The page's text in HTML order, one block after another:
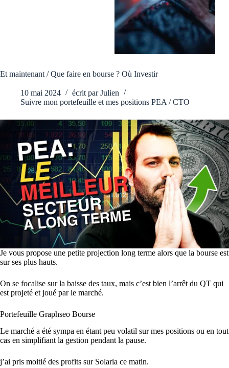
Et maintenant / Que faire en bourse ? Où Investir
10 mai 2024 écrit par Julien
Suivre mon portefeuille et mes positions PEA / CTO
Je vous propose une petite projection long terme alors que la bourse est
sur ses plus hauts.
On se focalise sur la baisse des taux, mais c’est bien l’arrêt du QT qui
est projeté et joué par le marché.
Portefeuille Graphseo Bourse
Le marché a été sympa en étant peu volatil sur mes positions ou en tout
cas en simplifiant la gestion pendant la pause.
j’ai pris moitié des profits sur Solaria ce matin.